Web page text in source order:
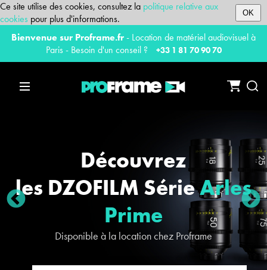
Ce site utilise des cookies, consultez la politique relative aux
cookies pour plus d'informations. OK
Bienvenue sur Proframe.fr- Location de matériel audiovisuel à
Paris - Besoin d'un conseil ?
+33 1 81 70 90 70
Découvrez
les DZOFILM SérieArles
Prime
Disponible à la location chez Proframe